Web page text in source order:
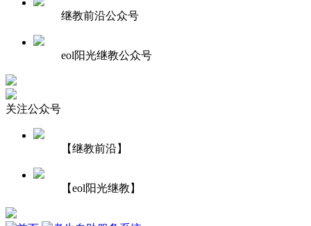
继教前沿公众号
eol阳光继教公众号
关注公众号
【继教前沿】
【eol阳光继教】